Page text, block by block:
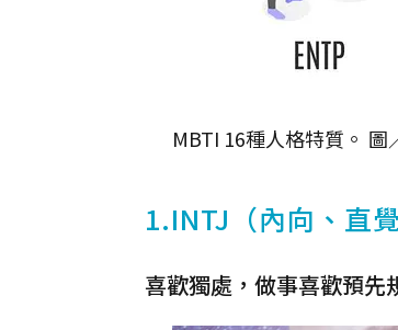
MBTI 16種人格特質。
1.INTJ（內向、直
喜歡獨處，做事喜歡預先